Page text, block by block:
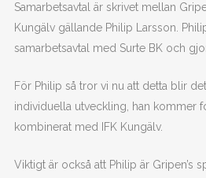
Samarbetsavtal är skrivet mellan
Kungälv gällande Philip Larsson.
samarbetsavtal med Surte BK och
För Philip så tror vi nu att detta blir
individuella utveckling, han kommer
kombinerat med IFK Kungälv.
Viktigt är också att Philip är Gripen’s